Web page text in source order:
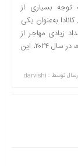
توجه بسیاری از
به‌عنوان یکی
زیادی مهاجر از
کشورهای مختلف است. بر اساس گزارش‌های منتشرشده، در سال ۲۰۲۴، این
توسط : darvishi